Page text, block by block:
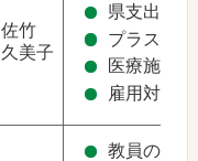
佐竹
久美子
県支出金
プラスチ
医療施設
雇用対策
教員の資